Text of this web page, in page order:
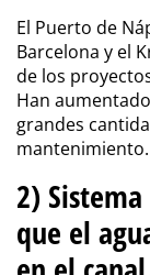
El Puerto de
Barcelona y el
de los
Han
grandes
mantenimiento.
2)
que el